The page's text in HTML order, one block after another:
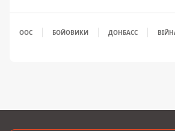
ООС БОЙОВИКИ ДОНБАСС